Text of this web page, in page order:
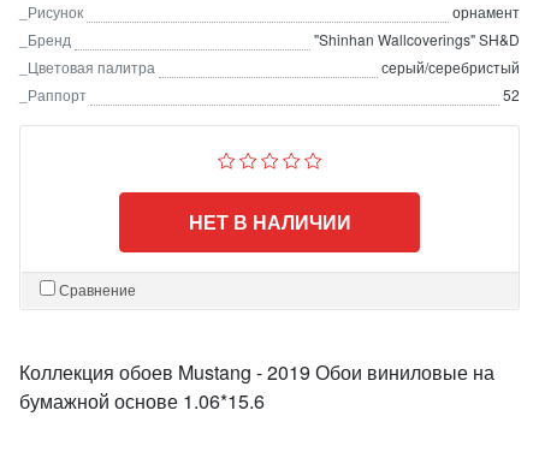
_Рисунок
орнамент
_Бренд
"Shinhan Wallcoverings" SH&D
_Цветовая палитра
серый/серебристый
_Раппорт
52
НЕТ В НАЛИЧИИ
Сравнение
Коллекция обоев Mustang - 2019 Обои виниловые на
бумажной основе 1.06*15.6